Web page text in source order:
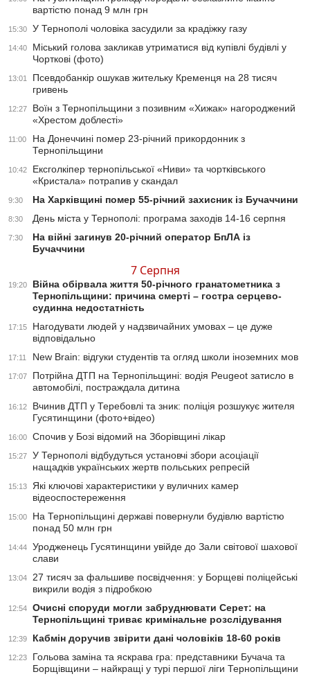
вартістю понад 9 млн грн
15:30 У Тернополі чоловіка засудили за крадіжку газу
14:40
Міський голова закликав утриматися від купівлі будівлі у
Чорткові (фото)
13:01
Псевдобанкір ошукав жительку Кременця на 28 тисяч
гривень
12:27
Воїн з Тернопільщини з позивним «Хижак» нагороджений
«Хрестом доблесті»
11:00
На Донеччині помер 23-річний прикордонник з
Тернопільщини
10:42
Ексголкіпер тернопільської «Ниви» та чортківського
«Кристала» потрапив у скандал
9:30 На Харківщині помер 55-річний захисник із Бучаччини
8:30 День міста у Тернополі: програма заходів 14-16 серпня
7:30
На війні загинув 20-річний оператор БпЛА із
Бучаччини
7 Серпня
19:20
Війна обірвала життя 50-річного гранатометника з
Тернопільщини: причина смерті – гостра серцево-
судинна недостатність
17:15
Нагодувати людей у надзвичайних умовах – це дуже
відповідально
17:11 New Brain: відгуки студентів та огляд школи іноземних мов
17:07
Потрійна ДТП на Тернопільщині: водія Peugeot затисло в
автомобілі, постраждала дитина
16:12
Вчинив ДТП у Теребовлі та зник: поліція розшукує жителя
Гусятинщини (фото+відео)
16:00 Спочив у Бозі відомий на Зборівщині лікар
15:27
У Тернополі відбудуться установчі збори асоціації
нащадків українських жертв польських репресій
15:13
Які ключові характеристики у вуличних камер
відеоспостереження
15:00
На Тернопільщині державі повернули будівлю вартістю
понад 50 млн грн
14:44
Уродженець Гусятинщини увійде до Зали світової шахової
слави
13:04
27 тисяч за фальшиве посвідчення: у Борщеві поліцейські
викрили водія з підробкою
12:54
Очисні споруди могли забруднювати Серет: на
Тернопільщині триває кримінальне розслідування
12:39 Кабмін доручив звірити дані чоловіків 18-60 років
12:23
Гольова заміна та яскрава гра: представники Бучача та
Борщівщини – найкращі у турі першої ліги Тернопільщини